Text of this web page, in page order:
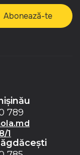
Abonează-te
789
1